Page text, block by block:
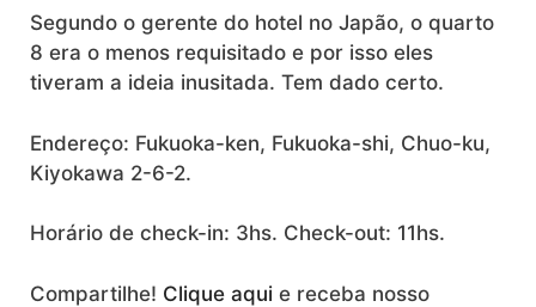
Segundo o gerente do hotel no Japão, o quarto
8 era o menos requisitado e por isso eles
tiveram a ideia inusitada. Tem dado certo.
Endereço: Fukuoka-ken, Fukuoka-shi, Chuo-ku,
Kiyokawa 2-6-2.
Horário de check-in: 3hs. Check-out: 11hs.
Compartilhe! Clique aqui e receba nosso